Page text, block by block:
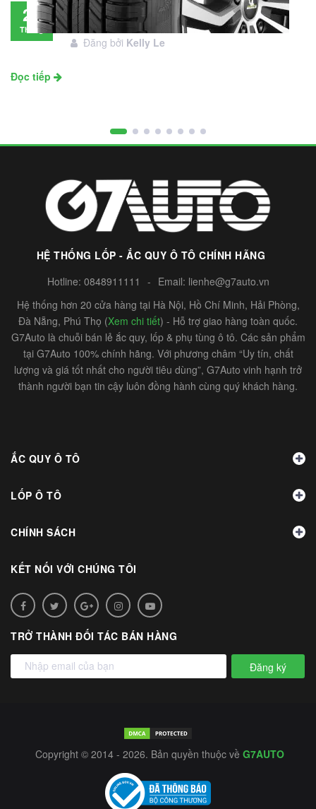
28
Tháng
Đánh giá lốp Michelin Primacy SUV: Đáng
đầu tư không?
Đăng bởi Kelly Le
Đọc tiếp
HỆ THỐNG LỐP - ẮC QUY Ô TÔ CHÍNH HÃNG
Hotline: 0848911111 - Email: lienhe@g7auto.vn
Hệ thống hơn 20 cửa hàng tại Hà Nội, Hồ Chí Minh, Hải Phòng,
Đà Nẵng, Phú Thọ (Xem chi tiết) - Hỗ trợ giao hàng toàn quốc.
G7Auto là chuỗi bán lẻ ắc quy, lốp & phụ tùng ô tô. Các sản phẩm
tại G7Auto 100% chính hãng. Với phương châm “Uy tín, chất
lượng và giá tốt nhất cho người tiêu dùng”, G7Auto vinh hạnh trở
thành người bạn tin cậy luôn đồng hành cùng quý khách hàng.
ẮC QUY Ô TÔ
LỐP Ô TÔ
CHÍNH SÁCH
KẾT NỐI VỚI CHÚNG TÔI
TRỞ THÀNH ĐỐI TÁC BÁN HÀNG
Đăng ký
Copyright © 2014 - 2026. Bản quyền thuộc về G7AUTO